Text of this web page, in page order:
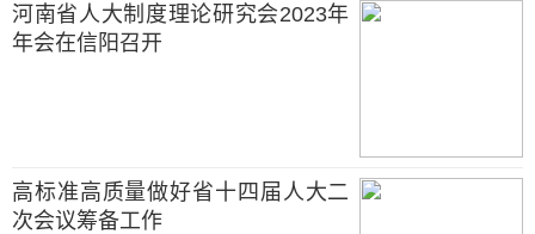
河南省人大制度理论研究会2023年
年会在信阳召开
高标准高质量做好省十四届人大二
次会议筹备工作